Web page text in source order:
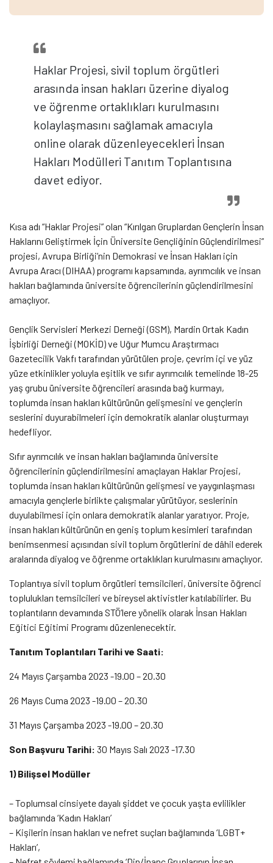
Haklar Projesi, sivil toplum örgütleri
arasında insan hakları üzerine diyalog
ve öğrenme ortaklıkları kurulmasını
kolaylaşmasını sağlamak amacıyla
online olarak düzenleyecekleri İnsan
Hakları Modülleri Tanıtım Toplantısına
davet ediyor.
Kısa adı “Haklar Projesi” olan “Kırılgan Gruplardan Gençlerin İnsan
Haklarını Geliştirmek İçin Üniversite Gençliğinin Güçlendirilmesi”
projesi, Avrupa Birliği’nin Demokrasi ve İnsan Hakları için
Avrupa Aracı (DIHAA) programı kapsamında, ayrımcılık ve insan
hakları bağlamında üniversite öğrencilerinin güçlendirilmesini
amaçlıyor.
Gençlik Servisleri Merkezi Derneği (GSM), Mardin Ortak Kadın
İşbirliği Derneği (MOKİD) ve Uğur Mumcu Araştırmacı
Gazetecilik Vakfı tarafından yürütülen proje, çevrim içi ve yüz
yüze etkinlikler yoluyla eşitlik ve sıfır ayrımcılık temelinde 18-25
yaş grubu üniversite öğrencileri arasında bağ kurmayı,
toplumda insan hakları kültürünün gelişmesini ve gençlerin
seslerini duyurabilmeleri için demokratik alanlar oluşturmayı
hedefliyor.
Sıfır ayrımcılık ve insan hakları bağlamında üniversite
öğrencilerinin güçlendirilmesini amaçlayan Haklar Projesi,
toplumda insan hakları kültürünün gelişmesi ve yaygınlaşması
amacıyla gençlerle birlikte çalışmalar yürütüyor, seslerinin
duyulabilmesi için onlara demokratik alanlar yaratıyor. Proje,
insan hakları kültürünün en geniş toplum kesimleri tarafından
benimsenmesi açısından sivil toplum örgütlerini de dâhil ederek
aralarında diyalog ve öğrenme ortaklıkları kurulmasını amaçlıyor.
Toplantıya sivil toplum örgütleri temsilcileri, üniversite öğrenci
toplulukları temsilcileri ve bireysel aktivistler katılabilirler. Bu
toplantıların devamında STÖ’lere yönelik olarak İnsan Hakları
Eğitici Eğitimi Programı düzenlenecektir.
Tanıtım Toplantıları Tarihi ve Saati:
24 Mayıs Çarşamba 2023 -19.00 – 20.30
26 Mayıs Cuma 2023 -19.00 – 20.30
31 Mayıs Çarşamba 2023 -19.00 – 20.30
Son Başvuru Tarihi: 30 Mayıs Salı 2023 -17.30
1) Bilişsel Modüller
– Toplumsal cinsiyete dayalı şiddet ve çocuk yaşta evlilikler
bağlamında ‘Kadın Hakları’
– Kişilerin insan hakları ve nefret suçları bağlamında ‘LGBT+
Hakları’,